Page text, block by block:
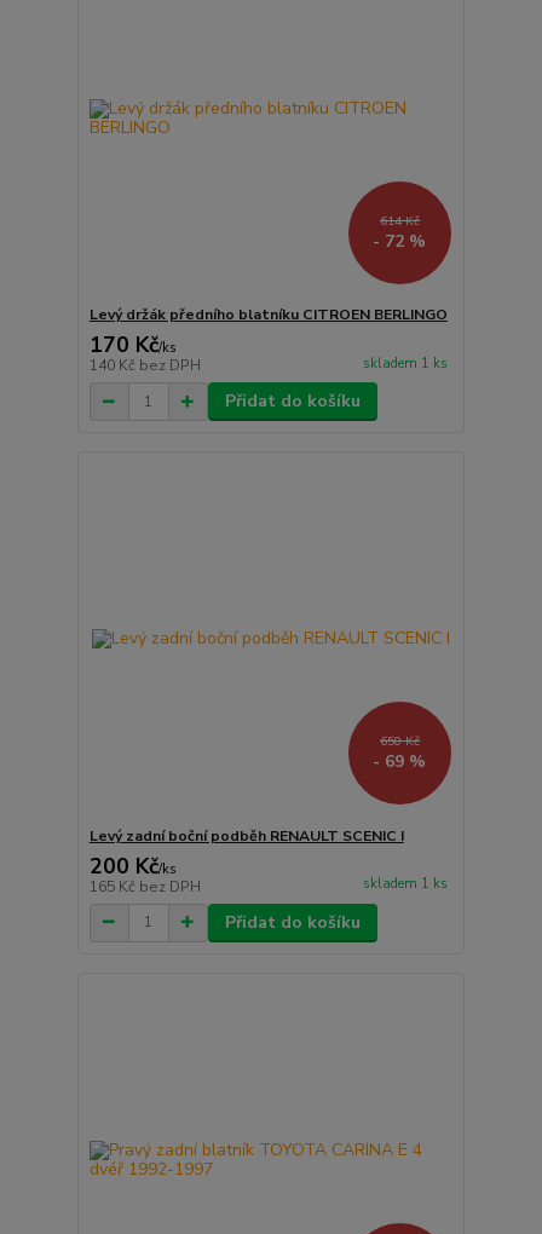
614 Kč
- 72 %
Levý držák předního blatníku CITROEN BERLINGO
170 Kč/ks
140 Kč bez DPH skladem 1 ks
Přidat do košíku
650 Kč
- 69 %
Levý zadní boční podběh RENAULT SCENIC I
200 Kč/ks
165 Kč bez DPH skladem 1 ks
Přidat do košíku